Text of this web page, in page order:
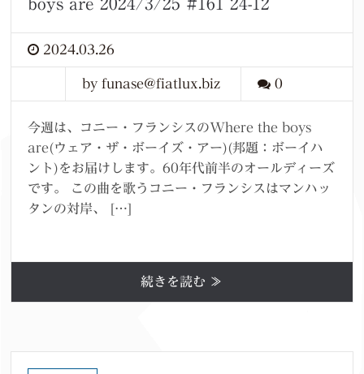
boys are 2024/3/25 #161 24-12
2024.03.26
by funase@fiatlux.biz 0
今週は、コニー・フランシスのWhere the boys
are(ウェア・ザ・ボーイズ・アー)(邦題：ボーイハ
ント)をお届けします。60年代前半のオールディーズ
です。 この曲を歌うコニー・フランシスはマンハッ
タンの対岸、 […]
続きを読む ≫